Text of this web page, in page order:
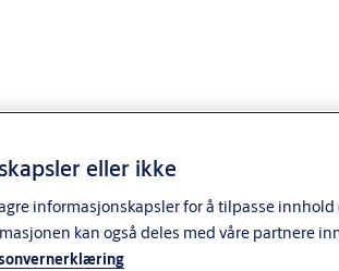
eller ikke
informasjonskapsler for å tilpasse
kan også deles med våre partnere